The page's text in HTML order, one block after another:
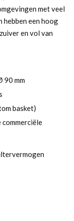
met veel
een hoog
en vol van
90 mm
basket)